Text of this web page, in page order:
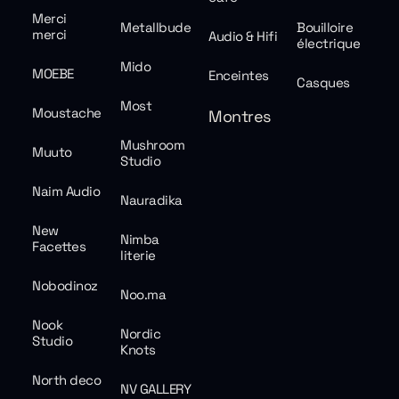
Merci
merci
Metallbude
Mido
MOEBE
Most
Moustache
Mushroom
Studio
Muuto
Naim Audio
Nauradika
New
Facettes
Nimba
literie
Nobodinoz
Noo.ma
Nook
Studio
Nordic
Knots
North deco
NV GALLERY
Bouilloire
électrique
Audio & Hifi
Enceintes Casques
Montres